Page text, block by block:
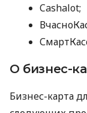
Cashalot;
О бизнес-
Бизнес-карта